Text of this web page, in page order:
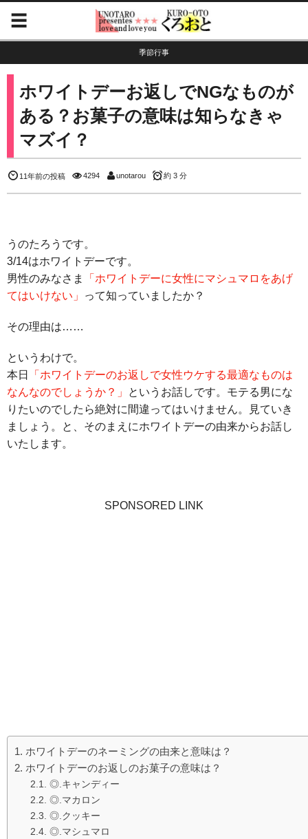
季節行事
ホワイトデーお返しでNGなものが
ある？お菓子の意味は知らなきゃ
マズイ？
11年前の投稿 4294 unotarou 約 3 分
うのたろうです。
3/14はホワイトデーです。
男性のみなさま
「ホワイトデーに女性にマシュマロをあげ
てはいけない」
って知っていましたか？
その理由は……
というわけで。
本日
「ホワイトデーのお返しで女性ウケする最適なものは
なんなのでしょうか？」
というお話しです。モテる男にな
りたいのでしたら絶対に間違ってはいけません。見ていき
ましょう。と、そのまえにホワイトデーの由来からお話し
いたします。
SPONSORED LINK
ホワイトデーのネーミングの由来と意味は？
ホワイトデーのお返しのお菓子の意味は？
◎.キャンディー
◎.マカロン
◎.クッキー
◎.マシュマロ